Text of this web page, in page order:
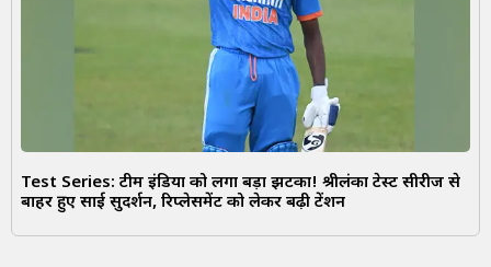
Test Series: टीम इंडिया को लगा बड़ा झटका! श्रीलंका टेस्ट सीरीज से
बाहर हुए साई सुदर्शन, रिप्लेसमेंट को लेकर बढ़ी टेंशन